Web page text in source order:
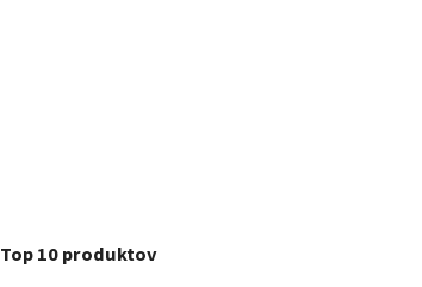
Top 10 produktov